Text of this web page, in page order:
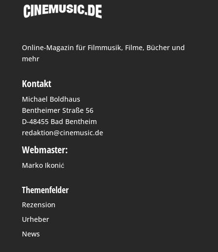
Online-Magazin für Filmmusik, Filme, Bücher und
mehr
Kontakt
Michael Boldhaus
Bentheimer Straße 56
D-48455 Bad Bentheim
redaktion@cinemusic.de
Webmaster:
Marko Ikonić
Themenfelder
Rezension
Urheber
News